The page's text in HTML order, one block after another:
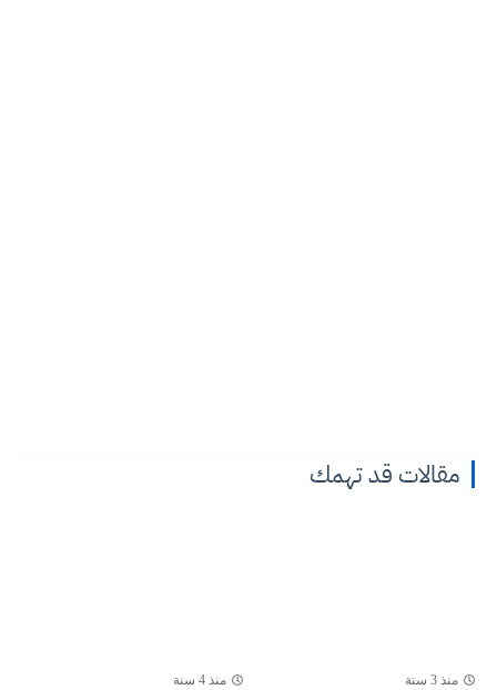
مقالات قد تهمك
منذ 3 سنة منذ 4 سنة